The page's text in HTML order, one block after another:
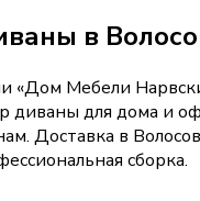
в
«Дом Мебели
диваны для дома и
Доставка в
сборка.